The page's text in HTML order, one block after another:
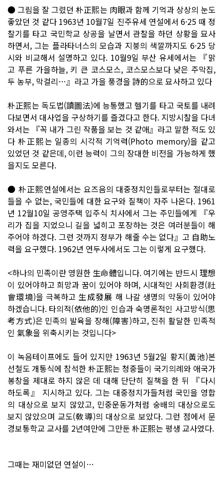
● 그림을 잘 그렸던 朴正熙는 肉眼과 함께 기억과 상상의 눈도
좋았던 것 같다 1963년 10월7일 진주유세 연설에서 6·25 때 정
찰기를 타고 국민학교 상공을 날면서 관찰을 하던 상황을 묘사
하면서, 그는 플라타너스의 모습과 지붕의 색깔까지도 6·25 당
시와 비교해서 설명하고 있다. 10월9일 부산 유세에서는 『맑
고 푸른 가을하늘, 키 큰 코스모스, 코스모스보다 낮은 주막집,
두 농부, 막걸리…』라고 가을 풍경을 詩的으로 묘사하고 있다
朴正熙는 독도법(讀圖法)에 능통했고 헬기를 타고 국토를 내려
다보면서 대사업을 구상하기를 즐겼다고 한다. 지방시찰을 다녀
와서는 『꼭 내가 그린 작품을 보는 것 같애』라고 말한 적도 있
다 朴正熙는 일종의 시각적 기억력(Photo memory)을 같고
있었던 것 같은데, 이런 능력이 그의 장대한 비전을 가능하게 했
을지도 모른다.
● 朴正熙연설에서는 요즈음의 대중정치인들로부터는 절대로
들을 수 없는, 국민들에 대한 요구와 질책이 자주 나온다. 1961
년 12월10일 공영주택 입주식 치사에서 그는 주민들에게 『우
리가 집을 지었으니 길을 넓히고 포장하는 것은 여러분들이 해
주어야 하겠다. 그런 것까지 정부가 해줄 수는 없다』고 自助노
력을 요구했다. 1962년 연두사에서도 그는 이렇게 요구했다.
<하나의 민족이란 영원한 生命體입니다. 여기에는 반드시 理想
이 있어야하고 희망과 꿈이 있어야 하며, 시대적인 사회환경(社
會環境)을 극복하고 生成發展 해 나갈 생명의 약동이 있어야
하겠습니다. 타의적(依他的)인 인습과 숙명론적인 사고방식(思
考方式)은 민족의 발육을 장해(障害)하고, 진취 활달한 민족적
인 氣象을 위축시키는 것입니다>
이 녹음테이프에도 들어 있지만 1963년 5월2일 황지(黃池)본
선철도 개통식에 참석한 朴正熙는 청중들이 국기의례와 애국가
봉창을 제대로 하지 않은 데 대해 단단히 질책을 한 뒤 『다시
하도록』 지시하고 있다. 그는 대중정치가들처럼 국민을 영합
의 대상으로 보지 않았고, 민중운동가처럼 숭배의 대상으로도
보지 않았으며 교도(敎導)의 대상으로 보았다. 그런 점에서 문
경보통학교 교사를 2년여만에 그만둔 朴正熙는 평생 교사였다.
그때는 재미없던 연설이…